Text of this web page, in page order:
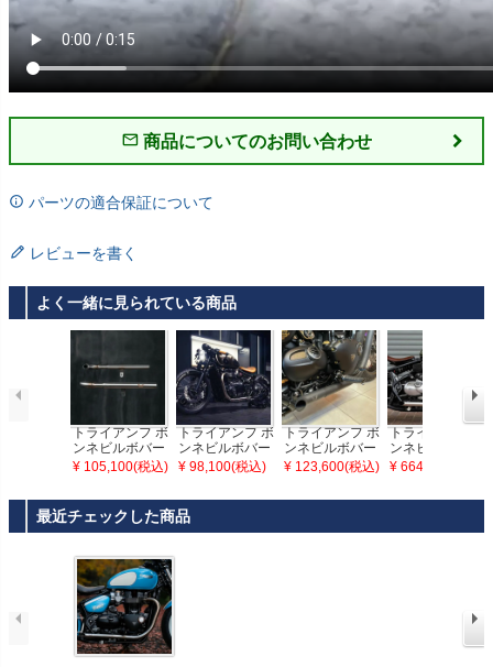
商品についてのお問い合わせ
パーツの適合保証について
レビューを書く
よく一緒に見られている商品
トライアンフ ボ
ンネビルボバー
／ボバーブラッ
ク 18～24 ドラ
レートカット ス
リップオンマフ
HITCHCOX
¥ 105,100(税込)
トライアンフ ボ
ンネビルボバー
／ボバーブラッ
ク 18～24 ドラ
ート スリップオ
ンマフラー ブラ
¥ 98,100(税込)
トライアンフ ボ
ンネビルボバー
／ボバーブラッ
ク 18～24 ドラ
¥ 123,600(税込)
トライアンフ ボ
ンネビルボバー
／ボバーブラッ
¥ 664,301(税込)
最近チェックした商品